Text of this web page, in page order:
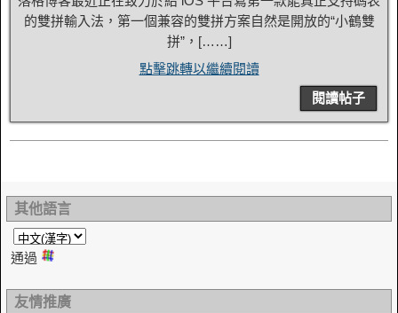
的雙拼輸入法，第一個兼容的雙拼方案自然是開放的“小鶴雙
拼”，[……]
點擊跳轉以繼續閱讀
閱讀帖子
其他語言
通過
友情推廣